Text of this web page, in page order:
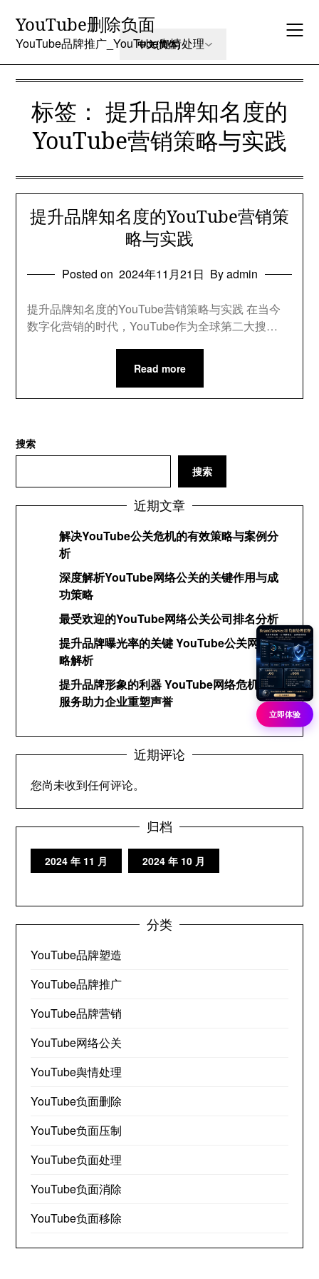
content
YouTube删除负面
YouTube品牌推广_YouTube舆情处理
标签： 提升品牌知名度的
YouTube营销策略与实践
提升品牌知名度的YouTube营销策
略与实践
Posted on 2024年11月21日 By admin
提升品牌知名度的YouTube营销策略与实践 在当今
数字化营销的时代，YouTube作为全球第二大搜…
Read more
搜索
搜索
近期文章
解决YouTube公关危机的有效策略与案例分
析
深度解析YouTube网络公关的关键作用与成
功策略
最受欢迎的YouTube网络公关公司排名分析
提升品牌曝光率的关键 YouTube公关网络策
略解析
提升品牌形象的利器 YouTube网络危机公关
服务助力企业重塑声誉
近期评论
您尚未收到任何评论。
归档
2024 年 11 月 2024 年 10 月
分类
YouTube品牌塑造
YouTube品牌推广
YouTube品牌营销
YouTube网络公关
YouTube舆情处理
YouTube负面删除
YouTube负面压制
YouTube负面处理
YouTube负面消除
YouTube负面移除
立即体验